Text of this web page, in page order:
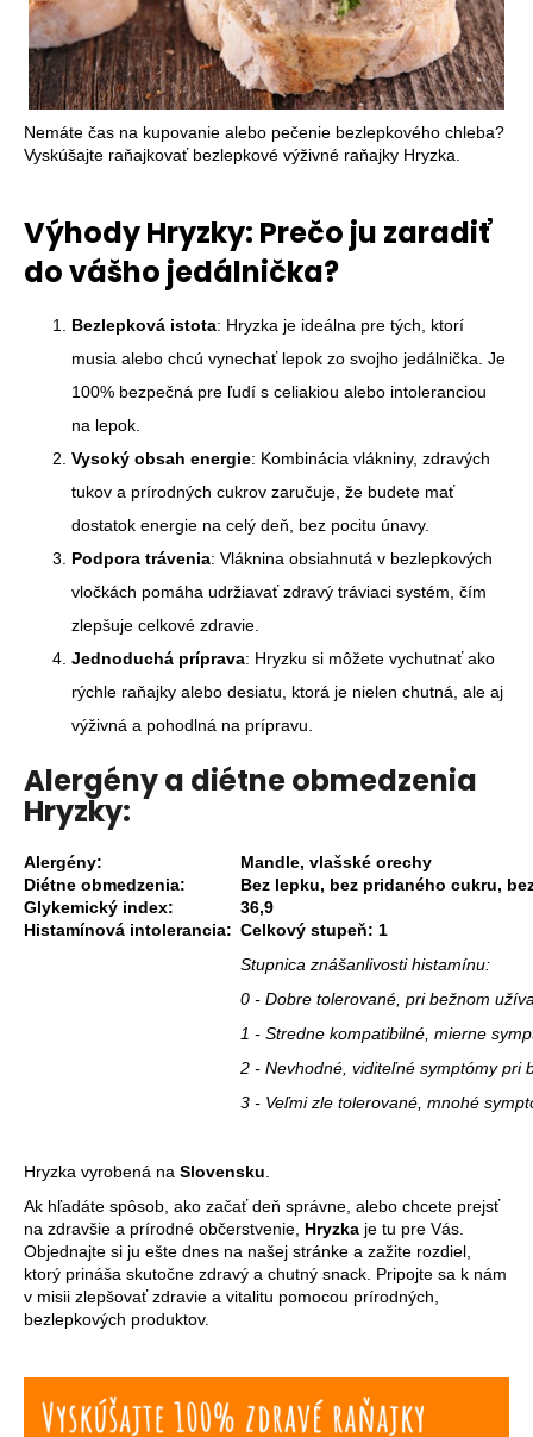
Nemáte čas na kupovanie alebo pečenie bezlepkového chleba?
Vyskúšajte raňajkovať bezlepkové výživné raňajky Hryzka.
Výhody Hryzky: Prečo ju zaradiť
do vášho jedálnička?
Bezlepková istota: Hryzka je ideálna pre tých, ktorí
musia alebo chcú vynechať lepok zo svojho jedálnička. Je
100% bezpečná pre ľudí s celiakiou alebo intoleranciou
na lepok.
Vysoký obsah energie: Kombinácia vlákniny, zdravých
tukov a prírodných cukrov zaručuje, že budete mať
dostatok energie na celý deň, bez pocitu únavy.
Podpora trávenia: Vláknina obsiahnutá v bezlepkových
vločkách pomáha udržiavať zdravý tráviaci systém, čím
zlepšuje celkové zdravie.
Jednoduchá príprava: Hryzku si môžete vychutnať ako
rýchle raňajky alebo desiatu, ktorá je nielen chutná, ale aj
výživná a pohodlná na prípravu.
Alergény a diétne obmedzenia
Hryzky:
Alergény:
Mandle, vlašské orechy
Diétne obmedzenia:
Bez lepku, bez pridaného cukru,
Glykemický index:
36,9
Histamínová intolerancia: Celkový stupeň: 1
Stupnica znášanlivosti histamínu:
0 - Dobre tolerované, pri bežnom
1 - Stredne kompatibilné, mierne
2 - Nevhodné, viditeľné symptómy pri
3 - Veľmi zle tolerované, mnohé
Hryzka vyrobená na Slovensku
Ak hľadáte spôsob, ako začať deň správne, alebo chcete prejsť
na zdravšie a prírodné občerstvenie, Hryzka je tu pre Vás.
Objednajte si ju ešte dnes na našej stránke a zažite rozdiel,
ktorý prináša skutočne zdravý a chutný snack. Pripojte sa k nám
v misii zlepšovať zdravie a vitalitu pomocou prírodných,
bezlepkových produktov.